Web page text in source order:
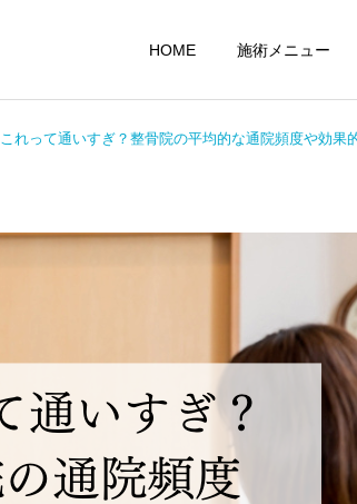
HOME 施術メニュー
これって通いすぎ？整骨院の平均的な通院頻度や効果